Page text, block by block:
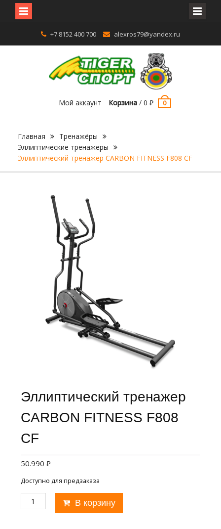
содержимому
+7 8152 400 700 alexros79@yandex.ru
Мой аккаунт Корзина /0₽ 0
Главная
Тренажёры
Эллиптические тренажеры
Эллиптический тренажер CARBON FITNESS F808 CF
Эллиптический тренажер
CARBON FITNESS F808
CF
50.990 ₽
Доступно для предзаказа
Количество
товара
В корзину